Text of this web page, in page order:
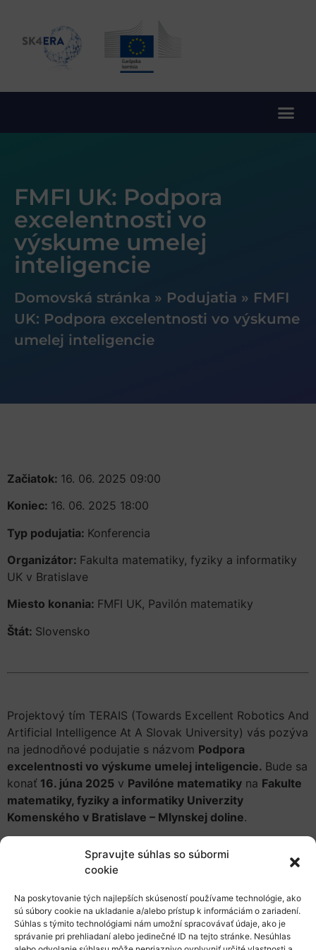
Spravujte súhlas so súbormi
cookie
Na poskytovanie tých najlepších skúseností používame technológie, ako
sú súbory cookie na ukladanie a/alebo prístup k informáciám o zariadení.
Súhlas s týmito technológiami nám umožní spracovávať údaje, ako je
správanie pri prehliadaní alebo jedinečné ID na tejto stránke. Nesúhlas
FMFI UK: Podpora
excelentnosti vo
výskume umelej
inteligencie
Domovská stránka » Podujatia » FMFI
UK: Podpora excelentnosti vo výskume
umelej inteligencie
Začiatok: 16. 06. 2025 09:00
Koniec: 16. 06. 2025 18:00
Typ podujatia: Konferencia
Organizátor: Fakulta matematiky, fyziky a informatiky
UK v Bratislave
Miesto konania: FMFI UK, Pavilón matematiky
Štát: Slovensko
Projektový tím TERAIS (Towards Excellent Robotics And
Artificial Intelligence At A Slovak University) vás pozýva
na jednodňové podujatie s názvom Podpora
excelentnosti vo výskume umelej inteligencie. Bude sa
konať 16. júna 2025 v Pavilóne matematiky na Fakulte
matematiky, fyziky a informatiky Univerzity
Komenského v Bratislave – Mlynskej doline.
inšpiratívne prednášky Angela Cangelosiho
Fredrika Heintza (Linköping University, Švédsko)
prezentácie výskumníkov z Talianskeho
technologického inštitútu, Univerzity v Hamburgu